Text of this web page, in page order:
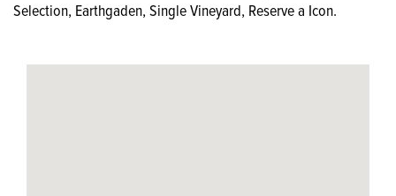
Selection, Earthgaden, Single Vineyard, Reserve a Icon.